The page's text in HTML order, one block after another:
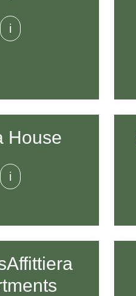
i
House
i